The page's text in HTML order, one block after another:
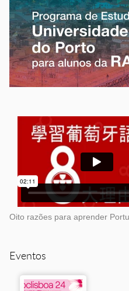
Oito razões para aprender
Eventos